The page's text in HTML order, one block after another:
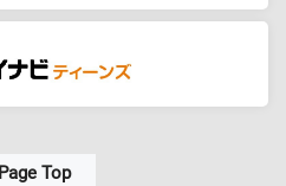
Page Top